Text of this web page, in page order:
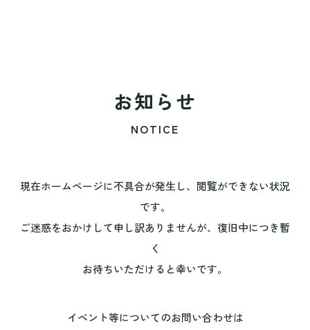
お知らせ
NOTICE
現在ホームページに不具合が発生し、閲覧ができない状況
です。
ご迷惑をおかけして申し訳ありませんが、復旧中につき暫
く
お待ちいただけると幸いです。
イベント等についてのお問い合わせは